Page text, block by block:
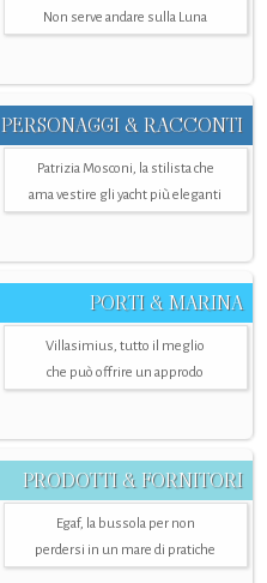
Non serve andare sulla Luna
PERSONAGGI & RACCONTI
Patrizia Mosconi, la stilista che
ama vestire gli yacht più eleganti
PORTI & MARINA
Villasimius, tutto il meglio
che può offrire un approdo
PRODOTTI & FORNITORI
Egaf, la bussola per non
perdersi in un mare di pratiche